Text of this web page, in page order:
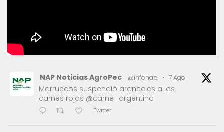
NAP Noticias AgroPec @infonap · 7 Ago
Marruecos suspendió aranceles a las
carnes rojas @carne_argentina
Twitter